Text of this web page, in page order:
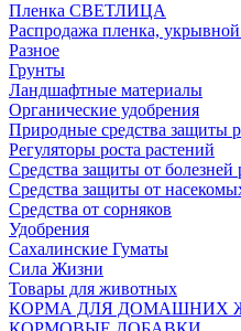
Пленка СВЕТЛИЦА
Распродажа пленка,
Разное
Грунты
Ландшафтные материалы
Органические удобрения
Природные средства защиты
Регуляторы роста растений
Средства защиты от болезней
Средства защиты от
Средства от сорняков
Удобрения
Сахалинские Гуматы
Сила Жизни
Товары для животных
КОРМА ДЛЯ ДОМАШНИХ